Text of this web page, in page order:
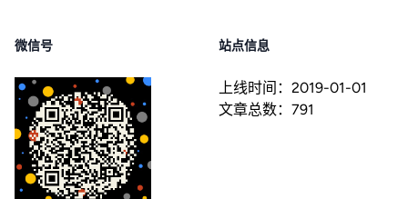
微信号 站点信息
上线时间： 2019-01-01
文章总数： 791